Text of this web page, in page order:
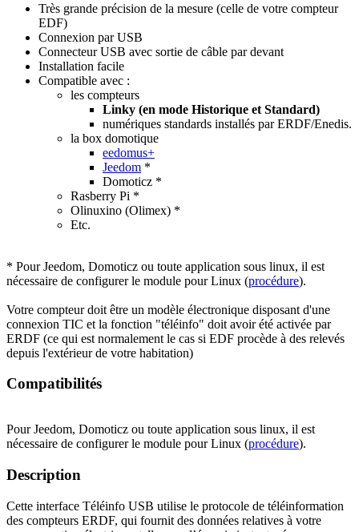
Très grande précision de la mesure (celle de votre compteur
EDF)
Connexion par USB
Connecteur USB avec sortie de câble par devant
Installation facile
Compatible avec :
les compteurs
Linky (en mode Historique et Standard)
numériques standards installés par ERDF/Enedis.
la box domotique
eedomus+
Jeedom *
Domoticz *
Rasberry Pi *
Olinuxino (Olimex) *
Etc.
* PourJeedom, Domoticz ou toute application sous linux, il est
nécessaire de configurer le module pour Linux (procédure).
Votre compteur doit être un modèle électronique disposant d'une
connexion TIC et la fonction "téléinfo" doit avoir été activée par
ERDF (ce qui est normalement le cas si EDF procède à des relevés
depuis l'extérieur de votre habitation)
Compatibilités
Pour Jeedom, Domoticz ou toute application sous linux, il est
nécessaire de configurer le module pour Linux (procédure).
Description
Cette interface Téléinfo USB utilise le protocole de téléinformation
des compteurs ERDF, qui fournit des données relatives à votre